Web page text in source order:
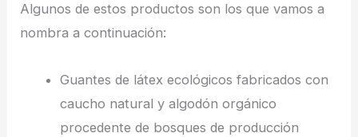
Algunos de estos productos son los que vamos a
nombra a continuación:
Guantes de látex ecológicos fabricados con
caucho natural y algodón orgánico
procedente de bosques de producción